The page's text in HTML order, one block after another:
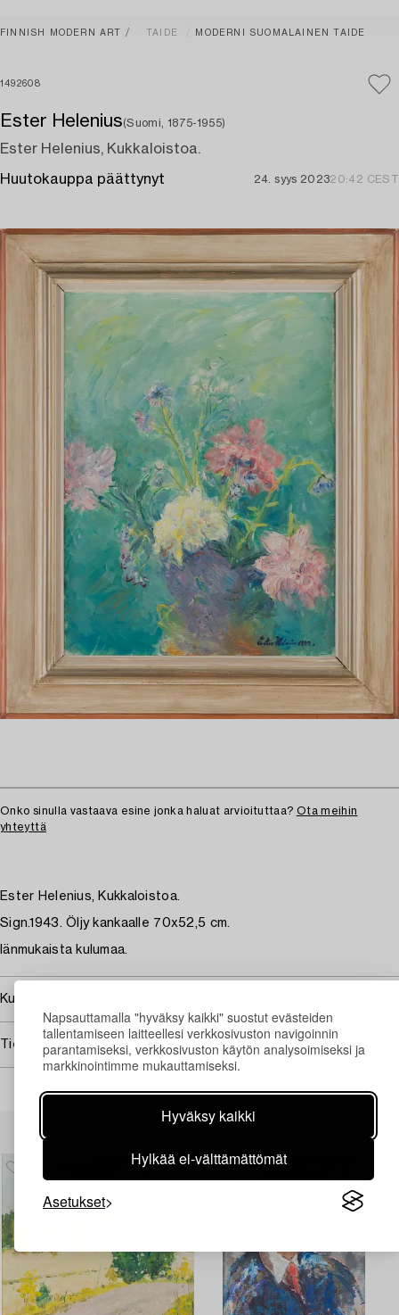
Napsauttamalla "hyväksy kaikki" suostut evästeiden
tallentamiseen laitteellesi verkkosivuston navigoinnin
parantamiseksi, verkkosivuston käytön analysoimiseksi ja
markkinointimme mukauttamiseksi.
Hyväksy kaikki
Hylkää ei-välttämättömät
Asetukset
FINNISH MODERN ART TAIDE MODERNI SUOMALAINEN TAIDE
1492608
Ester Helenius(Suomi, 1875-1955)
Ester Helenius, Kukkaloistoa.
Huutokauppa päättynyt 24. syys 202320:42 CEST
Onko sinulla vastaava esine jonka haluat arvioituttaa? Ota meihin
yhteyttä
Ester Helenius, Kukkaloistoa.
Sign.1943. Öljy kankaalle 70x52,5 cm.
Iänmukaista kulumaa.
Kuuluu jälleenmyyntikorvauksen piiriin
Tietoa ostamisesta
Muiden katsomia kohteita